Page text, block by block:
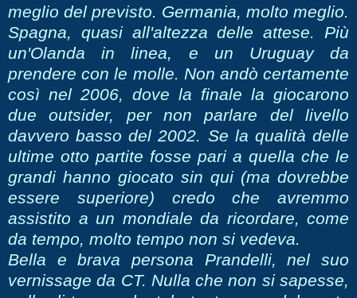
meglio del previsto. Germania, molto meglio.
Spagna, quasi all'altezza delle attese. Più
un'Olanda in linea, e un Uruguay da
prendere con le molle. Non andò certamente
così nel 2006, dove la finale la giocarono
due outsider, per non parlare del livello
davvero basso del 2002. Se la qualità delle
ultime otto partite fosse pari a quella che le
grandi hanno giocato sin qui (ma dovrebbe
essere superiore) credo che avremmo
assistito a un mondiale da ricordare, come
da tempo, molto tempo non si vedeva.
Bella e brava persona Prandelli, nel suo
vernissage da CT. Nulla che non si sapesse,